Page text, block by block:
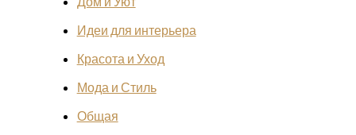
Идеи для интерьера
Красота и Уход
Мода и Стиль
Общая